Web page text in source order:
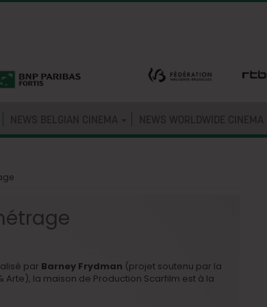
NEWS BELGIAN CINEMA NEWS WORLDWIDE CINEMA
par Barney Frydman (projet soutenu par la
la maison de Production Scarfilm est à la